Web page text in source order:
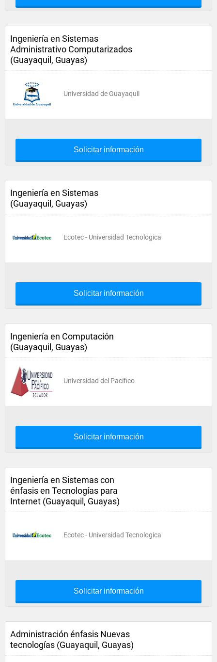
Ingeniería en Sistemas
Administrativo Computarizados
(Guayaquil, Guayas)
Universidad de Guayaquil
Solicitar información
Ingeniería en Sistemas
(Guayaquil, Guayas)
Ecotec - Universidad Tecnologica
Solicitar información
Ingeniería en Computación
(Guayaquil, Guayas)
Universidad del Pacífico
Solicitar información
Ingeniería en Sistemas con
énfasis en Tecnologías para
Internet (Guayaquil, Guayas)
Ecotec - Universidad Tecnologica
Solicitar información
Administración énfasis Nuevas
tecnologías (Guayaquil, Guayas)